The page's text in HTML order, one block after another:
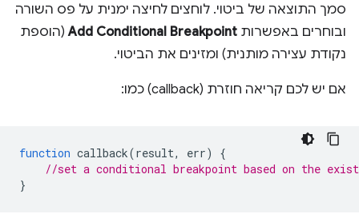
סמך התוצאה של ביטוי. לוחצים לחיצה ימנית על פס השורה
ובוחרים באפשרות Add Conditional Breakpoint(הוספת
נקודת עצירה מותנית) ומזינים את הביטוי.
אם יש לכם קריאה חוזרת (callback) כמו:
function callback(result, err)
{
//set a conditional breakpoint based on the
}